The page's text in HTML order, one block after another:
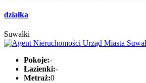
działka
Suwałki
Pokoje:-
Łazienki:-
Metraż:0